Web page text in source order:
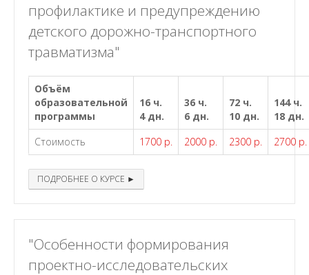
профилактике и предупреждению
детского дорожно-транспортного
травматизма"
Объём
образовательной
программы
16 ч.
4 дн.
36 ч.
6 дн.
72 ч.
10 дн.
144 ч.
18 дн.
Стоимость
1700 р. 2000 р. 2300 р. 2700 р.
ПОДРОБНЕЕ О КУРСЕ ►
"Особенности формирования
проектно-исследовательских